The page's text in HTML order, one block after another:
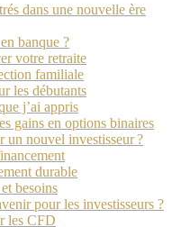
dans une nouvelle ère
banque ?
votre retraite
familiale
les débutants
j’ai appris
gains en options binaires
un nouvel investisseur ?
durable
besoins
pour les investisseurs ?
les CFD